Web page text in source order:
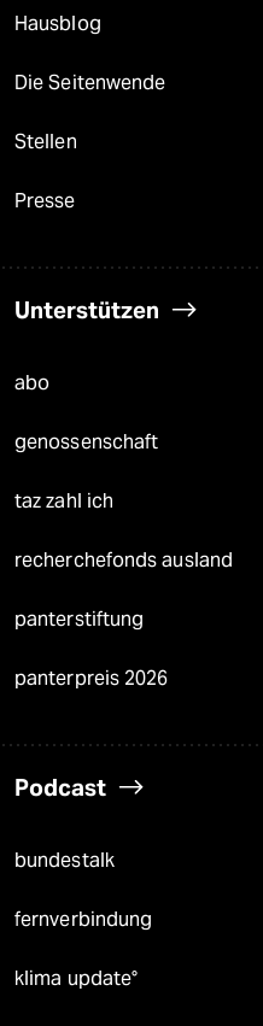
Hausblog
Die Seitenwende
Stellen
Presse
Unterstützen
abo
genossenschaft
taz zahl ich
recherchefonds ausland
panterstiftung
panterpreis 2026
Podcast
bundestalk
fernverbindung
klima update°